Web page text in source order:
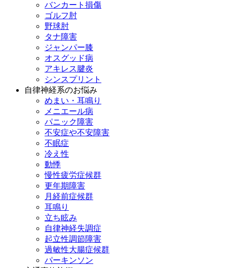
バンカート損傷
ゴルフ肘
野球肘
タナ障害
ジャンパー膝
オスグッド病
アキレス腱炎
シンスプリント
自律神経系のお悩み
めまい・耳鳴り
メニエール病
パニック障害
不安症や不安障害
不眠症
冷え性
動悸
慢性疲労症候群
更年期障害
月経前症候群
耳鳴り
立ち眩み
自律神経失調症
起立性調節障害
過敏性大腸症候群
パーキンソン